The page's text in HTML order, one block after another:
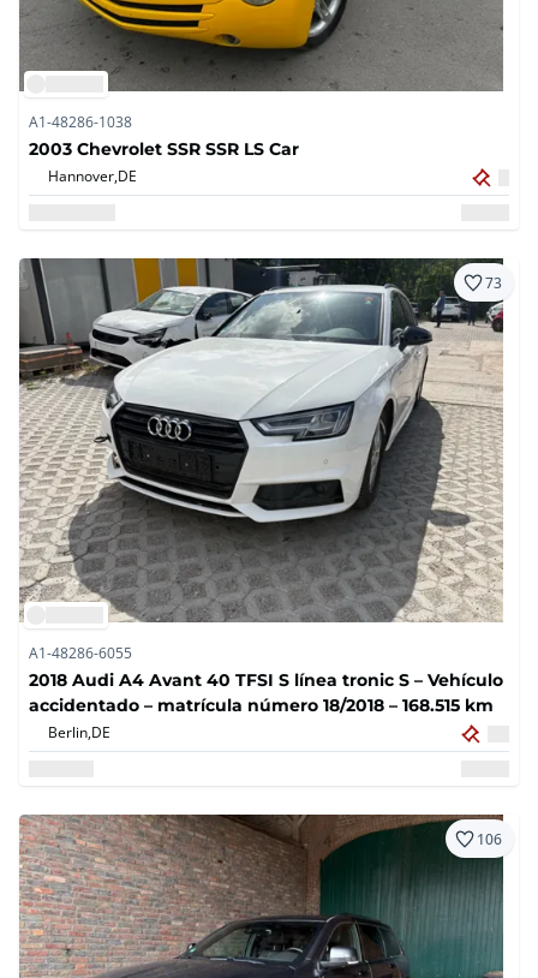
A1-48286-1038
2003 Chevrolet SSR SSR LS Car
Hannover,DE
73
A1-48286-6055
2018 Audi A4 Avant 40 TFSI S línea tronic S – Vehículo
accidentado – matrícula número 18/2018 – 168.515 km
Berlin,DE
106